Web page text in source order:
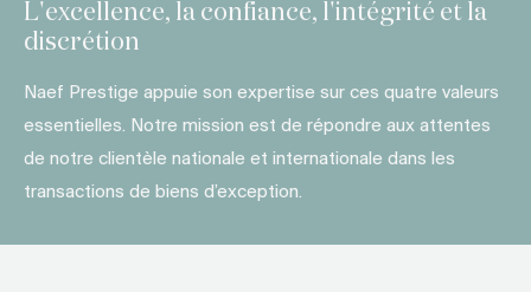
L'excellence, la confiance, l'intégrité et la
discrétion
Naef Prestige appuie son expertise sur ces quatre valeurs
essentielles. Notre mission est de répondre aux attentes
de notre clientèle nationale et internationale dans les
transactions de biens d’exception.